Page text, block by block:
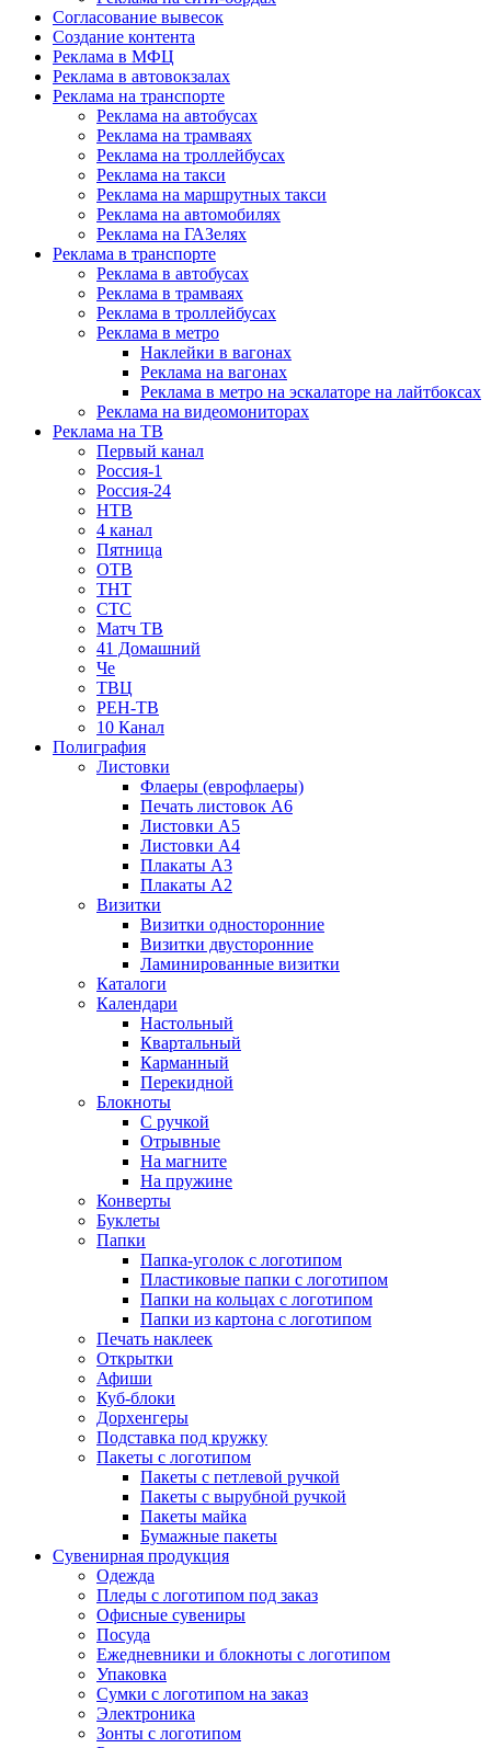
Согласование вывесок
Создание контента
Реклама в МФЦ
Реклама в автовокзалах
Реклама на транспорте
Реклама на автобусах
Реклама на трамваях
Реклама на троллейбусах
Реклама на такси
Реклама на маршрутных такси
Реклама на автомобилях
Реклама на ГАЗелях
Реклама в транспорте
Реклама в автобусах
Реклама в трамваях
Реклама в троллейбусах
Реклама в метро
Наклейки в вагонах
Реклама на вагонах
Реклама в метро на эскалаторе на лайтбоксах
Реклама на видеомониторах
Реклама на ТВ
Первый канал
Россия-1
Россия-24
НТВ
4 канал
Пятница
ОТВ
ТНТ
СТС
Матч ТВ
41 Домашний
Че
ТВЦ
РЕН-ТВ
10 Канал
Полиграфия
Листовки
Флаеры (еврофлаеры)
Печать листовок А6
Листовки А5
Листовки А4
Плакаты А3
Плакаты А2
Визитки
Визитки односторонние
Визитки двусторонние
Ламинированные визитки
Каталоги
Календари
Настольный
Квартальный
Карманный
Перекидной
Блокноты
С ручкой
Отрывные
На магните
На пружине
Конверты
Буклеты
Папки
Папка-уголок с логотипом
Пластиковые папки с логотипом
Папки на кольцах с логотипом
Папки из картона с логотипом
Печать наклеек
Открытки
Афиши
Куб-блоки
Дорхенгеры
Подставка под кружку
Пакеты с логотипом
Пакеты с петлевой ручкой
Пакеты с вырубной ручкой
Пакеты майка
Бумажные пакеты
Сувенирная продукция
Одежда
Пледы с логотипом под заказ
Офисные сувениры
Посуда
Ежедневники и блокноты с логотипом
Упаковка
Сумки с логотипом на заказ
Электроника
Зонты с логотипом